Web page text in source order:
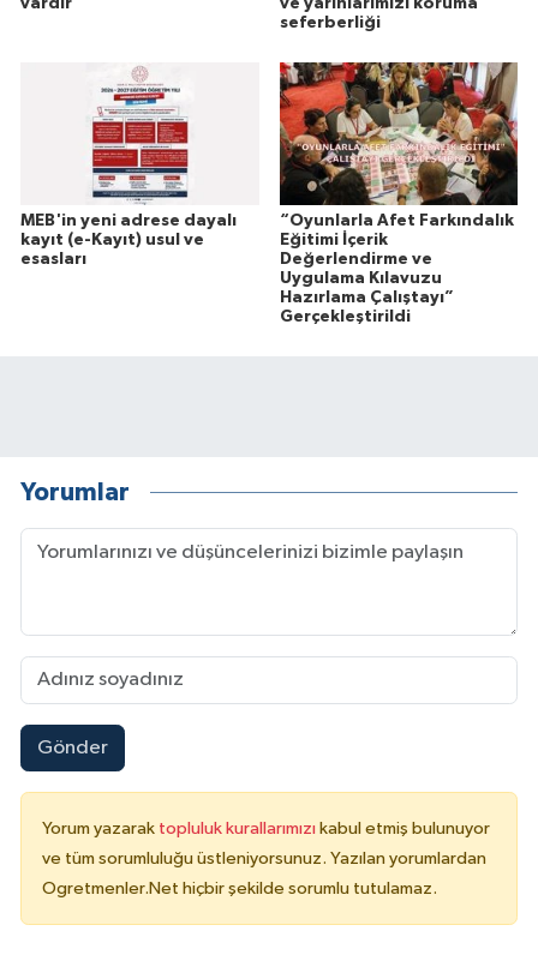
vardır
ve yarınlarımızı koruma
seferberliği
MEB'in yeni adrese dayalı
kayıt (e-Kayıt) usul ve
esasları
“Oyunlarla Afet Farkındalık
Eğitimi İçerik
Değerlendirme ve
Uygulama Kılavuzu
Hazırlama Çalıştayı”
Gerçekleştirildi
Yorumlar
Gönder
Yorum yazarak topluluk kurallarımızı kabul etmiş bulunuyor
ve tüm sorumluluğu üstleniyorsunuz. Yazılan yorumlardan
Ogretmenler.Net hiçbir şekilde sorumlu tutulamaz.